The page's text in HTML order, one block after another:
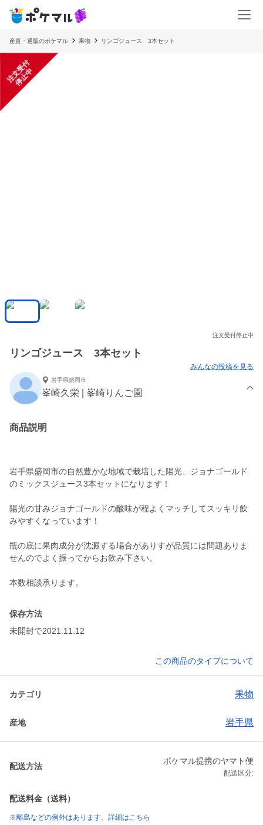
産直・通販のポケマル 果物 リンゴジュース 3本セット
注
文
受
付
停
止
中
注文受付停止中
リンゴジュース 3本セット
みんなの投稿を見る
岩手県盛岡市
峯崎久栄 | 峯崎りんご園
商品説明
岩手県盛岡市の自然豊かな地域で栽培した陽光、ジョナゴールド
のミックスジュース3本セットになります！
陽光の甘みジョナゴールドの酸味が程よくマッチしてスッキリ飲
みやすくなっています！
瓶の底に果肉成分が沈澱する場合がありすが品質には問題ありま
せんのでよく振ってからお飲み下さい。
本数相談承ります。
保存方法
未開封で2021.11.12
この商品のタイプについて
カテゴリ 果物
産地 岩手県
配送方法
ポケマル提携のヤマト便
配送区分:
配送料金（送料）
※離島などの例外はあります。詳細はこちら